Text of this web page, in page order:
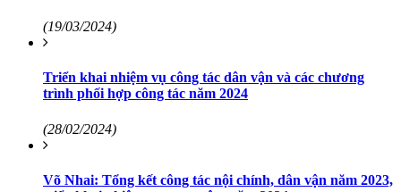
(19/03/2024)
Triển khai nhiệm vụ công tác dân vận và các chương
trình phối hợp công tác năm 2024
(28/02/2024)
Võ Nhai: Tổng kết công tác nội chính, dân vận năm 2023,